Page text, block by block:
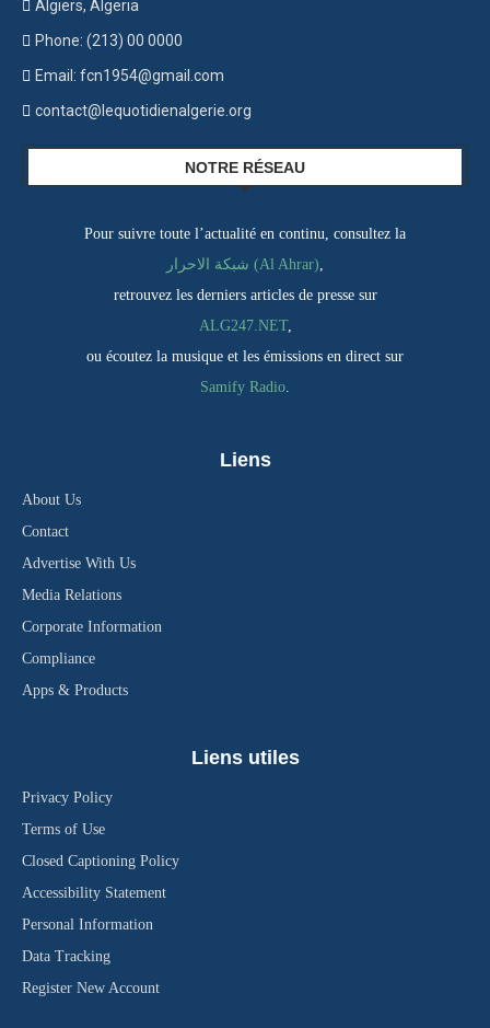
Algiers, Algeria
Phone: (213) 00 0000
Email: fcn1954@gmail.com
contact@lequotidienalgerie.org
NOTRE RÉSEAU
Pour suivre toute l’actualité en continu, consultez la
شبكة الاحرار (Al Ahrar)
retrouvez les derniers articles de presse sur
ALG247.NET,
ou écoutez la musique et les émissions en direct sur
Samify Radio
Liens
About Us
Contact
Advertise With Us
Media Relations
Corporate Information
Compliance
Apps & Products
Liens utiles
Privacy Policy
Terms of Use
Closed Captioning Policy
Accessibility Statement
Personal Information
Data Tracking
Register New Account